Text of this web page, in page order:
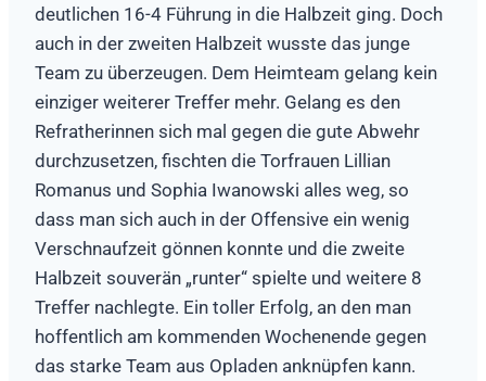
deutlichen 16-4 Führung in die Halbzeit ging. Doch
auch in der zweiten Halbzeit wusste das junge
Team zu überzeugen. Dem Heimteam gelang kein
einziger weiterer Treffer mehr. Gelang es den
Refratherinnen sich mal gegen die gute Abwehr
durchzusetzen, fischten die Torfrauen Lillian
Romanus und Sophia Iwanowski alles weg, so
dass man sich auch in der Offensive ein wenig
Verschnaufzeit gönnen konnte und die zweite
Halbzeit souverän „runter“ spielte und weitere 8
Treffer nachlegte. Ein toller Erfolg, an den man
hoffentlich am kommenden Wochenende gegen
das starke Team aus Opladen anknüpfen kann.